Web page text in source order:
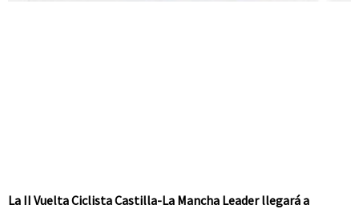
La II Vuelta Ciclista Castilla-La Mancha Leader llegará a